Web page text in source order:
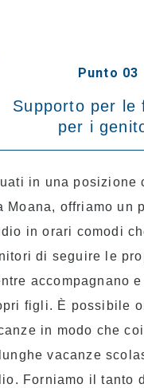
Punto 03
Supporto per le
per i
in una posizione
Moana, offriamo un
in orari comodi
di seguire le
accompagnano
figli. È possibile
in modo che
vacanze
Forniamo il tanto